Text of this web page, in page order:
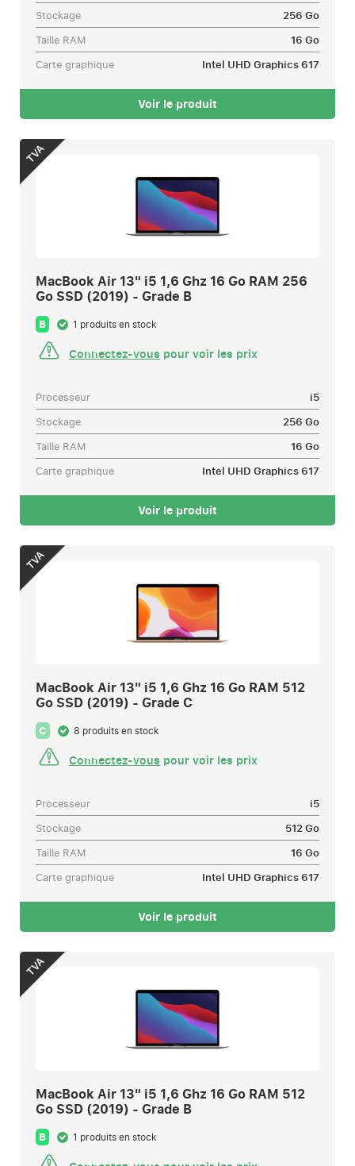
Stockage
256 Go
Taille RAM
16 Go
Carte graphique
Intel UHD Graphics 617
Voir le produit
TVA
MacBook Air 13" i5 1,6 Ghz 16 Go RAM 256
Go SSD (2019) - Grade B
B 1 produits en stock
Connectez-vous pour voir les prix
Processeur
i5
Stockage
256 Go
Taille RAM
16 Go
Carte graphique
Intel UHD Graphics 617
Voir le produit
TVA
MacBook Air 13" i5 1,6 Ghz 16 Go RAM 512
Go SSD (2019) - Grade C
C 8 produits en stock
Connectez-vous pour voir les prix
Processeur
i5
Stockage
512 Go
Taille RAM
16 Go
Carte graphique
Intel UHD Graphics 617
Voir le produit
TVA
MacBook Air 13" i5 1,6 Ghz 16 Go RAM 512
Go SSD (2019) - Grade B
B 1 produits en stock